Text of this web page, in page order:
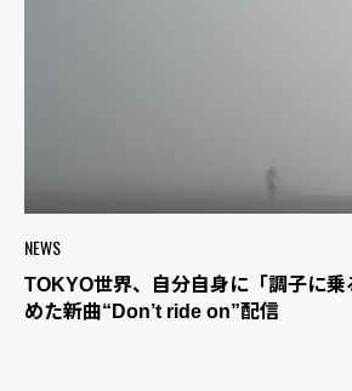
NEWS
TOKYO世界、自分自身に「調子に
めた新曲“Don’t ride on”配信